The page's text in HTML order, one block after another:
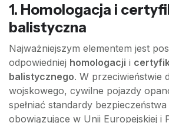
1. Homologacja i
balistyczna
Najważniejszym elementem jest
odpowiedniej homologacji i
balistycznego. W przeciwieństwie
wojskowego, cywilne pojazdy
spełniać standardy bezpieczeństwa
obowiązujące w Unii Europejskiej i